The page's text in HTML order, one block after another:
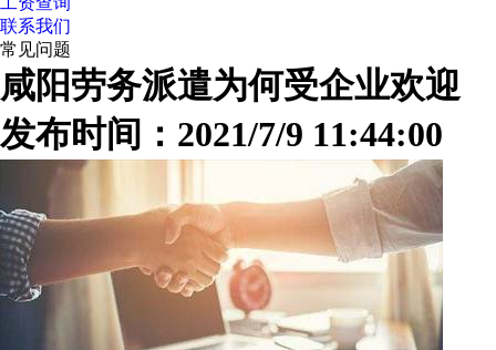
联系我们
常见问题
咸阳劳务派遣为何受企业欢迎
发布时间：2021/7/9 11:44:00